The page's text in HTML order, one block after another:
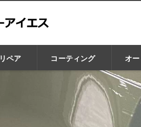
リペア コーティング オ